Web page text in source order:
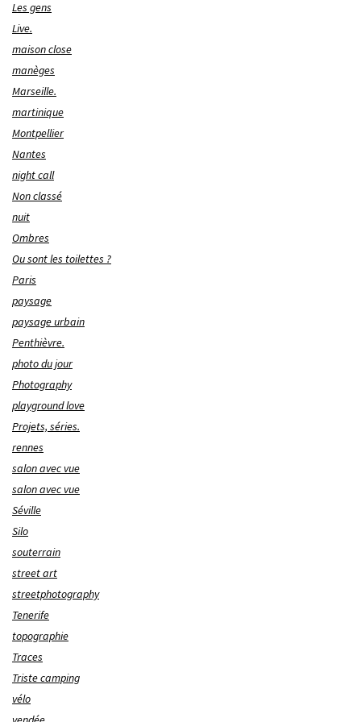
Les gens
Live.
maison close
manèges
Marseille.
martinique
Montpellier
Nantes
night call
Non classé
nuit
Ombres
Ou sont les toilettes ?
Paris
paysage
paysage urbain
Penthièvre.
photo du jour
Photography
playground love
Projets, séries.
rennes
salon avec vue
salon avec vue
Séville
Silo
souterrain
street art
streetphotography
Tenerife
topographie
Traces
Triste camping
vélo